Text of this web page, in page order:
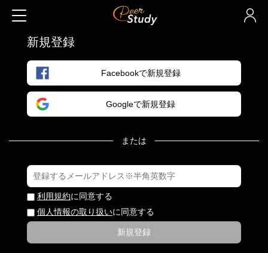
新規登録
Facebookで新規登録
Googleで新規登録
または
利用規約に同意する
個人情報の取り扱いに同意する
新規登録